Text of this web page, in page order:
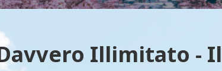
Illimitato -